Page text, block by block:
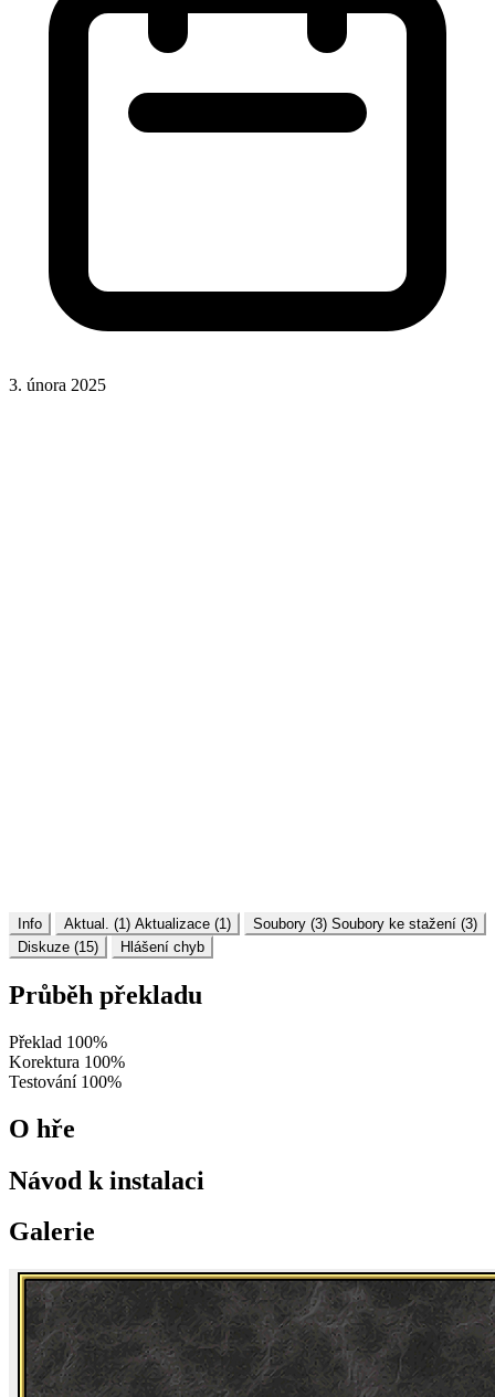
3. února 2025
Info Aktual. (1) Aktualizace (1) Soubory (3) Soubory ke stažení (3)
Diskuze (15)
Hlášení chyb
Průběh překladu
Překlad 100%
Korektura 100%
Testování 100%
O hře
Návod k instalaci
Galerie